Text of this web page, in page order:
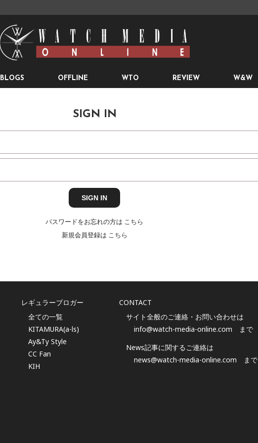
BLOGS OFFLINE WTO REVIEW W&W
SIGN IN
パスワードをお忘れの方は こちら
新規会員登録は こちら
レギュラーブロガー
全ての一覧
KITAMURA(a-ls)
Ay&Ty Style
CC Fan
KIH
CONTACT
サイト全般のご連絡・お問い合わせは
info@watch-media-online.com まで
News記事に関するご連絡は
news@watch-media-online.com まで